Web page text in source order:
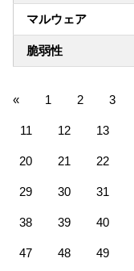
マルウェア
脆弱性
« 1 2 3
11 12 13
20 21 22
29 30 31
38 39 40
47 48 49